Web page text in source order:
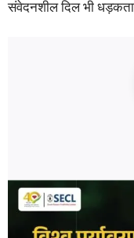
संवेदनशील दिल भी